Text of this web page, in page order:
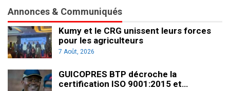
Annonces & Communiqués
Kumy et le CRG unissent leurs forces
pour les agriculteurs
7 Août, 2026
GUICOPRES BTP décroche la
certification ISO 9001:2015 et…